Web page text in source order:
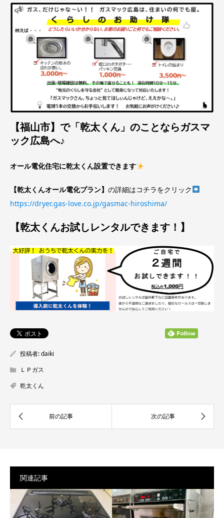
【福山市】で「乾太くん」のことならガスマ
ック広島へ♪
オール電化住宅に乾太くん設置できます
【乾太くんオール電化プラン】 の詳細はコチラをクリック
https://dryer.gas-love.co.jp/gasmac-hiroshima/
【乾太くんお試しレンタルできます！】
投稿者:daiki
ＬＰガス
乾太くん
関連記事